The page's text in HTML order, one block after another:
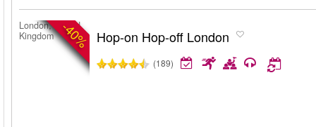
-40%
London, United
Kingdom
Hop-on Hop-off London
(189)